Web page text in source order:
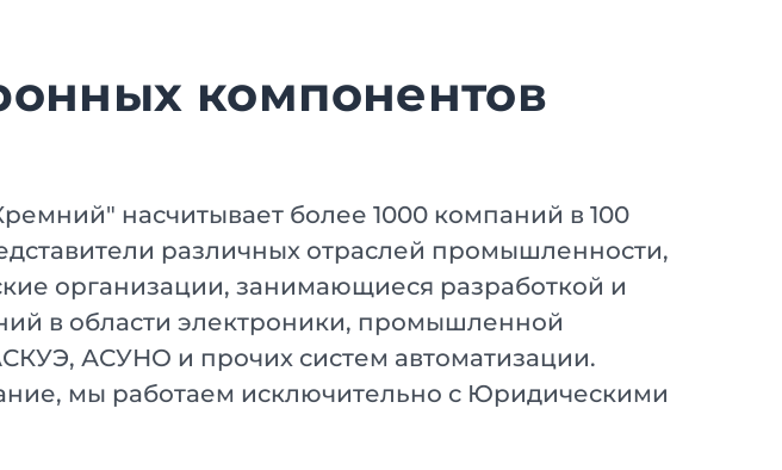
компонентов
насчитывает более 1000 компаний в 100
различных отраслей промышленности,
организации, занимающиеся разработкой и
в области электроники, промышленной
АСУНО и прочих систем автоматизации.
мы работаем исключительно с Юридическими